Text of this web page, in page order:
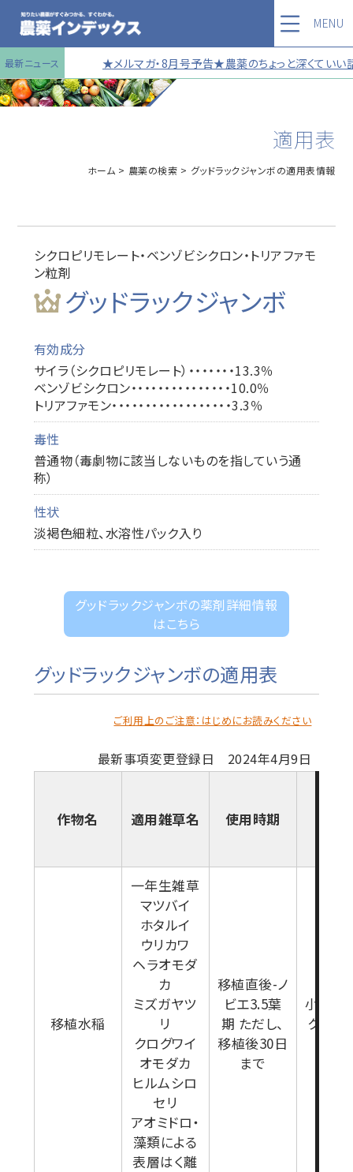
最新ニュース ★メルマガ・8月号予告★農薬のちょっと深くて
MENU
適用表
ホーム 農薬の検索 グッドラックジャンボの適用表情報
シクロピリモレート・ベンゾビシクロン・トリアファモ
ン粒剤
グッドラックジャンボ
有効成分
サイラ（シクロピリモレート）・・・・・・・13.3％
ベンゾビシクロン・・・・・・・・・・・・・・・10.0％
トリアファモン・・・・・・・・・・・・・・・・・・3.3％
毒性
普通物（毒劇物に該当しないものを指していう通
称）
性状
淡褐色細粒、水溶性パック入り
グッドラックジャンボの薬剤詳細情報
はこちら
グッドラックジャンボの適用表
ご利用上のご注意：はじめにお読みください
最新事項変更登録日 2024年4月9日
作物名 適用雑草名 使用時期
移植水稲
一年生雑草
マツバイ
ホタルイ
ウリカワ
ヘラオモダ
カ
ミズガヤツ
リ
クログワイ
オモダカ
ヒルムシロ
セリ
アオミドロ・
藻類による
表層はく離
移植直後-ノ
ビエ3.5葉
期 ただし、
移植後30日
まで
小包装(
ク)10